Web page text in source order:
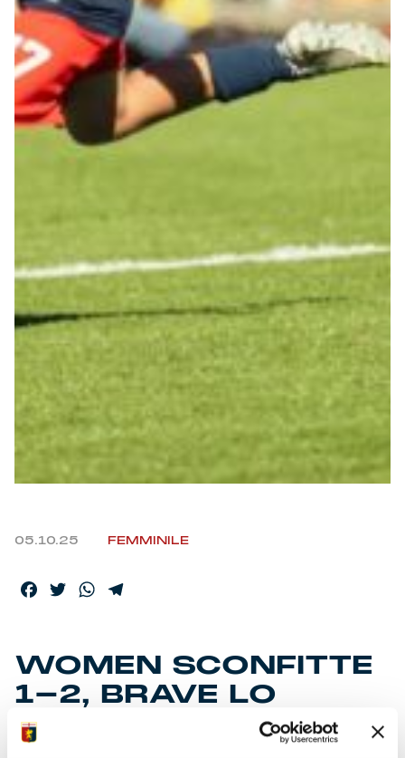
Summer Sale
Mare
Accessori
Helan x Genoa
Isolani x Genoa
Gift Card Online Store
05.10.25 FEMMINILE
Facebook
TwitterWhatsApp
WOMEN SCONFITTE
1-2, BRAVE LO
STESSO